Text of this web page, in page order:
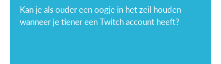
Kan je als ouder een oogje in het zeil houden
wanneer je tiener een Twitch account heeft?